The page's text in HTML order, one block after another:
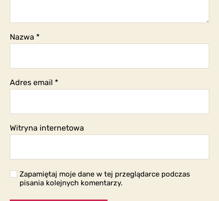
Nazwa *
Adres email *
Witryna internetowa
Zapamiętaj moje dane w tej przeglądarce podczas
pisania kolejnych komentarzy.